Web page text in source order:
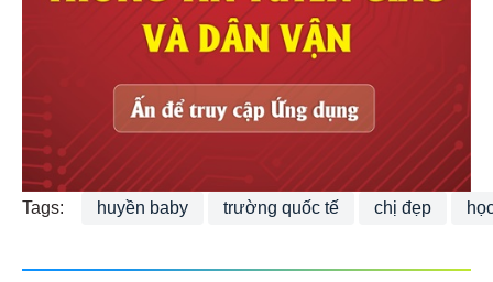
Tags: huyền baby trường quốc tế chị đẹp